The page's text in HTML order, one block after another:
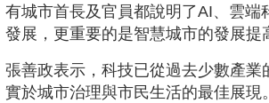
有城市首長及官員都說明了AI、雲
發展，更重要的是智慧城市的發展提
張善政表示，科技已從過去少數產
實於城市治理與市民生活的最佳展現。